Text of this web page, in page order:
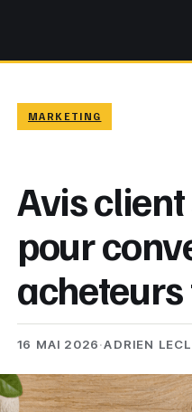
MARKETING
Avis
pour
16 MAI 2026·ADRIEN